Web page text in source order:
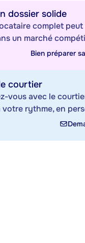
dossier solide
complet peut
un marché
Bien préparer
courtier
vous avec le
rythme, en